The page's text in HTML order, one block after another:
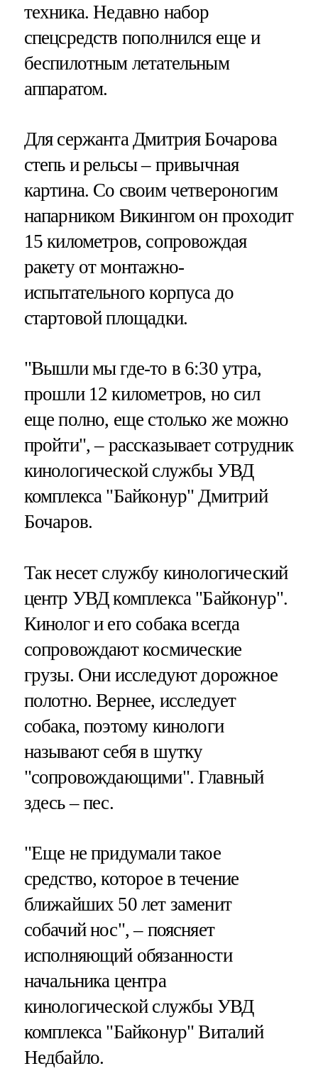
техника. Недавно набор
спецсредств пополнился еще и
беспилотным летательным
аппаратом.
Для сержанта Дмитрия Бочарова
степь и рельсы – привычная
картина. Со своим четвероногим
напарником Викингом он проходит
15 километров, сопровождая
ракету от монтажно-
испытательного корпуса до
стартовой площадки.
"Вышли мы где-то в 6:30 утра,
прошли 12 километров, но сил
еще полно, еще столько же можно
пройти", – рассказывает сотрудник
кинологической службы УВД
комплекса "Байконур" Дмитрий
Бочаров.
Так несет службу кинологический
центр УВД комплекса "Байконур".
Кинолог и его собака всегда
сопровождают космические
грузы. Они исследуют дорожное
полотно. Вернее, исследует
собака, поэтому кинологи
называют себя в шутку
"сопровождающими". Главный
здесь – пес.
"Еще не придумали такое
средство, которое в течение
ближайших 50 лет заменит
собачий нос", – поясняет
исполняющий обязанности
начальника центра
кинологической службы УВД
комплекса "Байконур" Виталий
Недбайло.